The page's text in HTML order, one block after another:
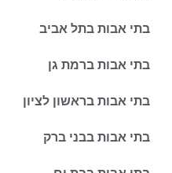
בתי אבות בתל אביב
בתי אבות ברמת גן
בתי אבות בראשון לציון
בתי אבות בבני ברק